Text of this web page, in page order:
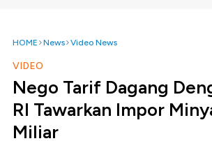
HOME News Video News
VIDEO
Nego Tarif Dagang
RI Tawarkan Impor
Miliar